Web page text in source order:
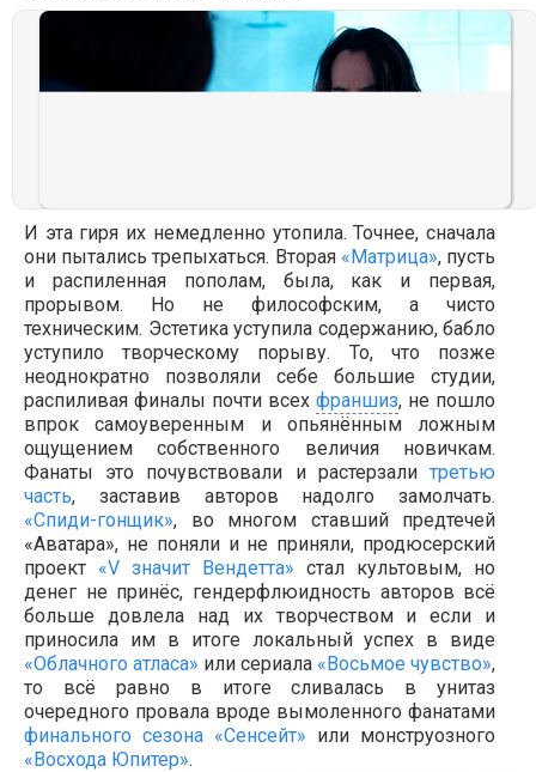
И эта гиря их немедленно утопила. Точнее, сначала
они пытались трепыхаться. Вторая «Матрица», пусть
и распиленная пополам, была, как и первая,
прорывом. Но не философским, а чисто
техническим. Эстетика уступила содержанию, бабло
уступило творческому порыву. То, что позже
неоднократно позволяли себе большие студии,
распиливая финалы почти всехфраншиз, не пошло
впрок самоуверенным и опьянённым ложным
ощущением собственного величия новичкам.
Фанаты это почувствовали и растерзалитретью
часть, заставив авторов надолго замолчать.
«Спиди-гонщик», во многом ставший предтечей
«Аватара», не поняли и не приняли, продюсерский
проект «V значит Вендетта» стал культовым, но
денег не принёс, гендерфлюидность авторов всё
больше довлела над их творчеством и если и
приносила им в итоге локальный успех в виде
«Облачного атласа» или сериала «Восьмое чувство»,
то всё равно в итоге сливалась в унитаз
очередного провала вроде вымоленного фанатами
финального сезона «Сенсейт» или монструозного
«Восхода Юпитер».